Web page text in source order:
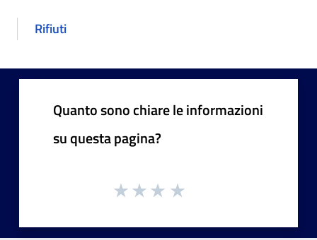
Rifiuti
Quanto sono chiare le informazioni
su questa pagina?